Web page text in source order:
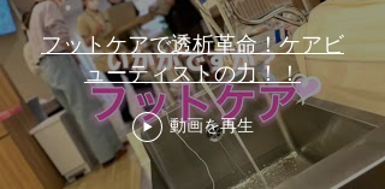
フットケアで透析革命！ケアビ
ューティストの力！！
動画を再生